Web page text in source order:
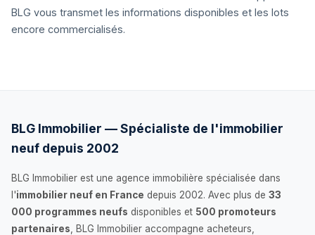
BLG vous transmet les informations disponibles et les lots
encore commercialisés.
BLG Immobilier — Spécialiste de l'immobilier
neuf depuis 2002
BLG Immobilier est une agence immobilière spécialisée dans
l'immobilier neuf en France depuis 2002. Avec plus de 33
000 programmes neufs disponibles et 500 promoteurs
partenaires , BLG Immobilier accompagne acheteurs,